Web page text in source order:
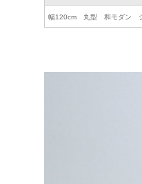
幅120cm 丸型 和モダン